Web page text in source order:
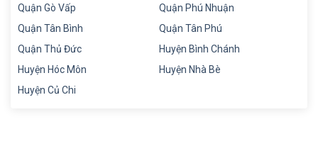
Quận Gò Vấp
Quận Phú Nhuận
Quận Tân Bình
Quận Tân Phú
Quận Thủ Đức
Huyện Bình Chánh
Huyện Hóc Môn
Huyện Nhà Bè
Huyện Củ Chi